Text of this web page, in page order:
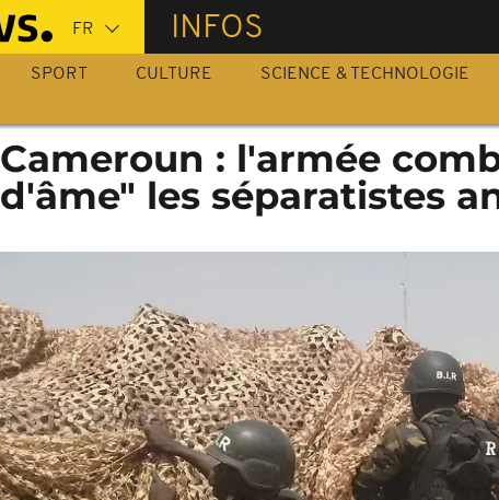
INFOS
SPORT CULTURE SCIENCE & TECHNOLOGIE
Cameroun : l'armée
d'âme" les séparatistes